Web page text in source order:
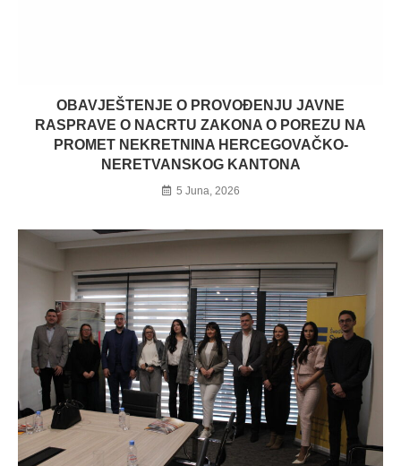
OBAVJEŠTENJE O PROVOĐENJU JAVNE
RASPRAVE O NACRTU ZAKONA O POREZU NA
PROMET NEKRETNINA HERCEGOVAČKO-
NERETVANSKOG KANTONA
5 Juna, 2026